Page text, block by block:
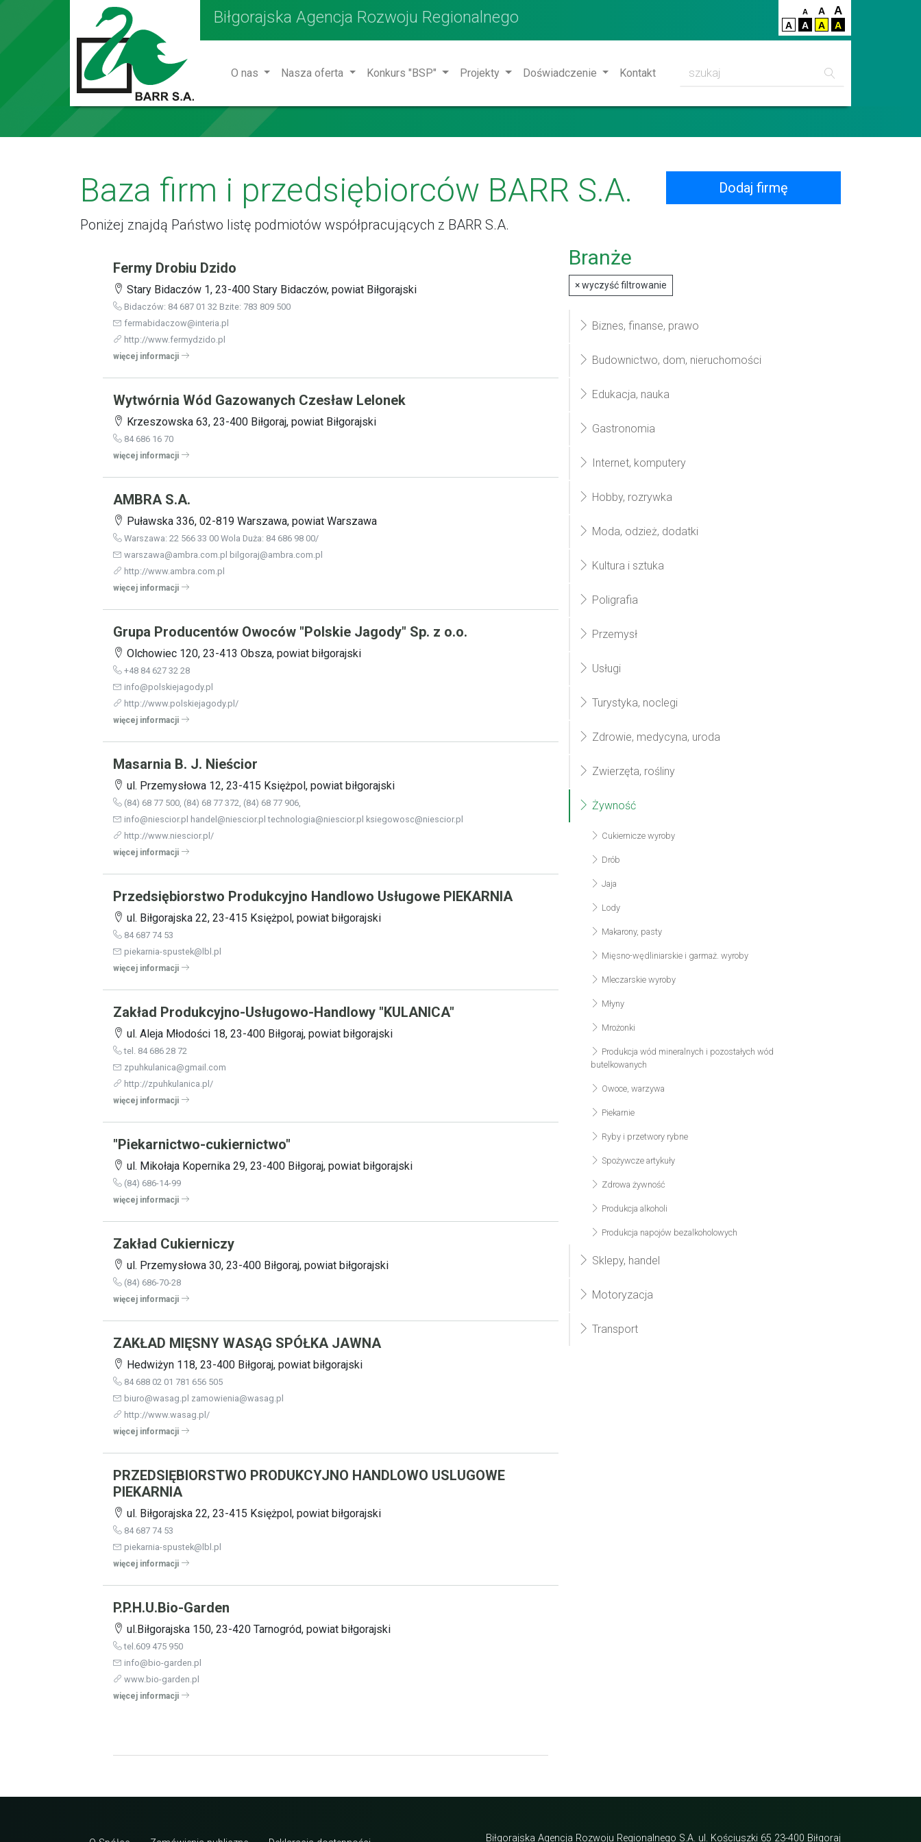
Biłgorajska Agencja Rozwoju Regionalnego A A A
A A A A
O nas Nasza oferta Konkurs "BSP" Projekty Doświadczenie Kontakt
Baza firm i przedsiębiorców BARR S.A.
Poniżej znajdą Państwo listę podmiotów współpracujących z BARR S.A.
Dodaj firmę
Fermy Drobiu Dzido
Stary Bidaczów 1, 23-400 Stary Bidaczów, powiat Biłgorajski
Bidaczów: 84 687 01 32 Bzite: 783 809 500
fermabidaczow@interia.pl
http://www.fermydzido.pl
więcej informacji
Wytwórnia Wód Gazowanych Czesław Lelonek
Krzeszowska 63, 23-400 Biłgoraj, powiat Biłgorajski
84 686 16 70
więcej informacji
AMBRA S.A.
Puławska 336, 02-819 Warszawa, powiat Warszawa
Warszawa: 22 566 33 00 Wola Duża: 84 686 98 00/
warszawa@ambra.com.pl bilgoraj@ambra.com.pl
http://www.ambra.com.pl
więcej informacji
Grupa Producentów Owoców "Polskie Jagody" Sp. z o.o.
Olchowiec 120, 23-413 Obsza, powiat biłgorajski
+48 84 627 32 28
info@polskiejagody.pl
http://www.polskiejagody.pl/
więcej informacji
Masarnia B. J. Nieścior
ul. Przemysłowa 12, 23-415 Księżpol, powiat biłgorajski
(84) 68 77 500, (84) 68 77 372, (84) 68 77 906,
info@niescior.pl handel@niescior.pl technologia@niescior.pl ksiegowosc@niescior.pl
http://www.niescior.pl/
więcej informacji
Przedsiębiorstwo Produkcyjno Handlowo Usługowe PIEKARNIA
ul. Biłgorajska 22, 23-415 Księżpol, powiat biłgorajski
84 687 74 53
piekarnia-spustek@lbl.pl
więcej informacji
Zakład Produkcyjno-Usługowo-Handlowy "KULANICA"
ul. Aleja Młodości 18, 23-400 Biłgoraj, powiat biłgorajski
tel. 84 686 28 72
zpuhkulanica@gmail.com
http://zpuhkulanica.pl/
więcej informacji
"Piekarnictwo-cukiernictwo"
ul. Mikołaja Kopernika 29, 23-400 Biłgoraj, powiat biłgorajski
(84) 686-14-99
więcej informacji
Zakład Cukierniczy
ul. Przemysłowa 30, 23-400 Biłgoraj, powiat biłgorajski
(84) 686-70-28
więcej informacji
ZAKŁAD MIĘSNY WASĄG SPÓŁKA JAWNA
Hedwiżyn 118, 23-400 Biłgoraj, powiat biłgorajski
84 688 02 01 781 656 505
biuro@wasag.pl zamowienia@wasag.pl
http://www.wasag.pl/
więcej informacji
PRZEDSIĘBIORSTWO PRODUKCYJNO HANDLOWO USLUGOWE
PIEKARNIA
ul. Biłgorajska 22, 23-415 Księżpol, powiat biłgorajski
84 687 74 53
piekarnia-spustek@lbl.pl
więcej informacji
P.P.H.U.Bio-Garden
ul.Biłgorajska 150, 23-420 Tarnogród, powiat biłgorajski
tel.609 475 950
info@bio-garden.pl
www.bio-garden.pl
więcej informacji
Branże
×wyczyść filtrowanie
Biznes, finanse, prawo
Budownictwo, dom, nieruchomości
Edukacja, nauka
Gastronomia
Internet, komputery
Hobby, rozrywka
Moda, odzież, dodatki
Kultura i sztuka
Poligrafia
Przemysł
Usługi
Turystyka, noclegi
Zdrowie, medycyna, uroda
Zwierzęta, rośliny
Żywność
Cukiernicze wyroby
Drób
Jaja
Lody
Makarony, pasty
Mięsno-wędliniarskie i garmaż. wyroby
Mleczarskie wyroby
Młyny
Mrożonki
Produkcja wód mineralnych i pozostałych wód
butelkowanych
Owoce, warzywa
Piekarnie
Ryby i przetwory rybne
Spożywcze artykuły
Zdrowa żywność
Produkcja alkoholi
Produkcja napojów bezalkoholowych
Sklepy, handel
Motoryzacja
Transport
Biłgorajska Agencja Rozwoju Regionalnego S.A. ul. Kościuszki 65 23-400 Biłgoraj